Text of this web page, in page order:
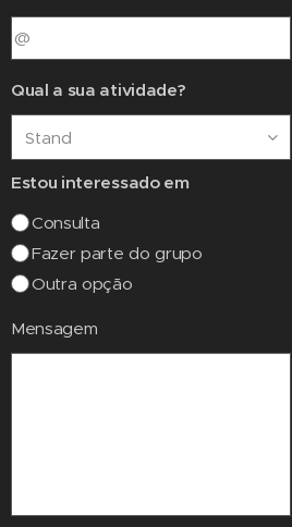
Qual a sua atividade?
Estou interessado em
Consulta
Fazer parte do grupo
Outra opção
Mensagem